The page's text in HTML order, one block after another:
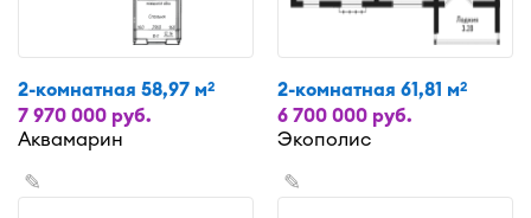
2-комнатная 58,97 м2
7 970 000 руб.
Аквамарин
2-комнатная 61,81 м2
6 700 000 руб.
Экополис
✎ ✎